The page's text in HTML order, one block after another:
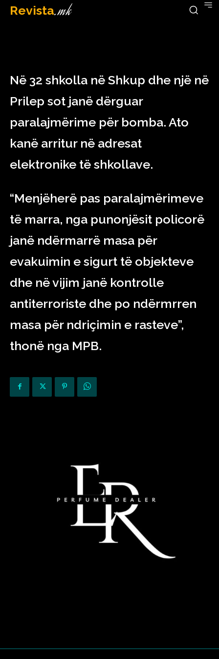
Revista.mk
February 22, 2023
Në 32 shkolla në Shkup dhe një në
Prilep sot janë dërguar
paralajmërime për bomba. Ato
kanë arritur në adresat
elektronike të shkollave.
“Menjëherë pas paralajmërimeve
të marra, nga punonjësit policorë
janë ndërmarrë masa për
evakuimin e sigurt të objekteve
dhe në vijim janë kontrolle
antiterroriste dhe po ndërmrren
masa për ndriçimin e rasteve”,
thonë nga MPB.